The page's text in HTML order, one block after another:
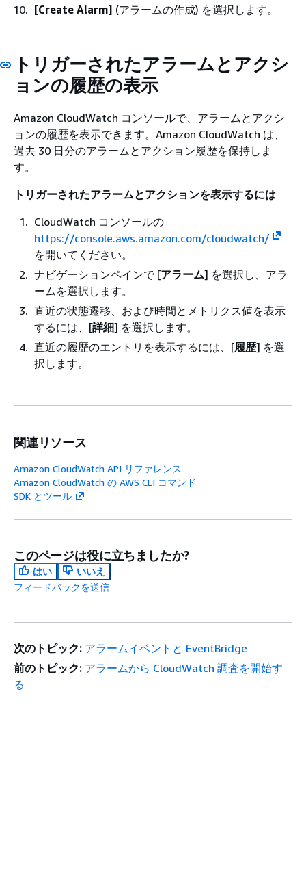
[Create Alarm] (アラームの作成) を選択します。
トリガーされたアラームとアクシ
ョンの履歴の表示
Amazon CloudWatch コンソールで、アラームとアクシ
ョンの履歴を表示できます。Amazon CloudWatch は、
過去 30 日分のアラームとアクション履歴を保持しま
す。
トリガーされたアラームとアクションを表示するには
CloudWatch コンソールの
https://console.aws.amazon.com/cloudwatch/
を開いてください。
ナビゲーションペインで [アラーム] を選択し、アラ
ームを選択します。
直近の状態遷移、および時間とメトリクス値を表示
するには、[詳細] を選択します。
直近の履歴のエントリを表示するには、[履歴] を選
択します。
関連リソース
Amazon CloudWatch API リファレンス
Amazon CloudWatch の AWS CLI コマンド
SDK とツール
このページは役に立ちましたか?
はい
いいえ
フィードバックを送信
次のトピック: アラームイベントと EventBridge
前のトピック: アラームから CloudWatch 調査を開始す
る